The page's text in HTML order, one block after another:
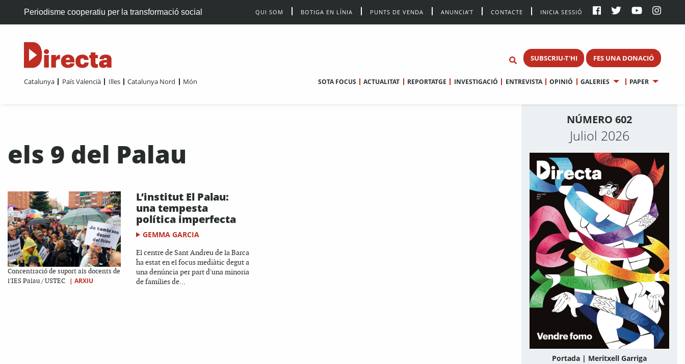
Periodisme cooperatiu per la transformació social QUI SOM BOTIGA EN LÍNIA PUNTS DE VENDA ANUNCIA’T CONTACTE INICIA SESSIÓ
SUBSCRIU-T'HI FES UNA DONACIÓ
Catalunya País Valencià Illes Catalunya Nord Món SOTA FOCUS ACTUALITAT REPORTATGE INVESTIGACIÓ ENTREVISTA OPINIÓ GALERIES PAPER
els 9 del Palau
Concentració de suport als docents de
l'IES Palau / USTEC
| ARXIU
L’institut El Palau:
una tempesta
política imperfecta
GEMMA GARCIA
El centre de Sant Andreu de la Barca
ha estat en el focus mediàtic degut a
una denúncia per part d'una minoria
de famílies de...
NÚMERO 602
Juliol 2026
Portada | Meritxell Garriga